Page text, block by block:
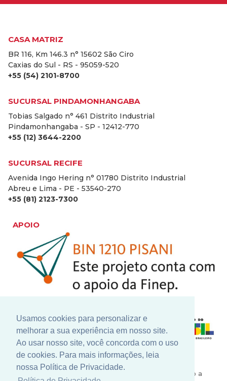
Usamos cookies para personalizar e
melhorar a sua experiência em nosso site.
Ao usar nosso site, você concorda com o uso
de cookies. Para mais informações, leia
nossa Política de Privacidade.
CASA MATRIZ
BR 116, Km 146.3 n° 15602 São Ciro
Caxias do Sul - RS - 95059-520
+55 (54) 2101-8700
SUCURSAL PINDAMONHANGABA
Tobias Salgado n° 461 Distrito Industrial
Pindamonhangaba - SP - 12412-770
+55 (12) 3644-2200
SUCURSAL RECIFE
Avenida Ingo Hering n° 01780 Distrito Industrial
Abreu e Lima - PE - 53540-270
+55 (81) 2123-7300
APOIO
Nosso constante investimento em pesquisa e
desenvolvimento conta com grandes parceiros como a